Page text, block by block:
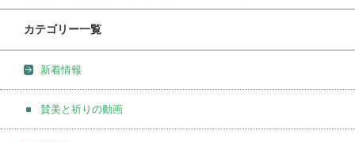
カテゴリー一覧
新着情報
賛美と祈りの動画